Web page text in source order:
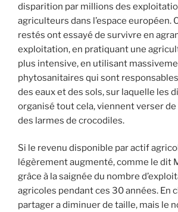
disparition par millions des
agriculteurs dans l’espace européen.
restés ont essayé de survivre en
exploitation, en pratiquant une
plus intensive, en utilisant
phytosanitaires qui sont
des eaux et des sols, sur laquelle les
organisé tout cela, viennent verser
des larmes de crocodiles.
Si le revenu disponible par actif
légèrement augmenté, comme le dit
grâce à la saignée du nombre
agricoles pendant ces 30 années. En
partager a diminuer de taille, mais le